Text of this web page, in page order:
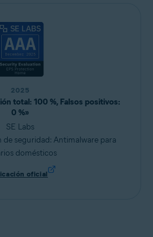
2025
total: 100 %, Falsos positivos:
0 %»
SE Labs
de seguridad: Antimalware para
domésticos
oficial